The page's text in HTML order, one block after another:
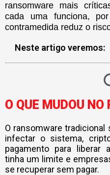
ransomware mais
cada uma funciona,
contramedida reduz o
Neste artigo veremos:
O QUE MUDOU
O ransomware
infectar o sistema,
pagamento para liberar
tinha um limite e
se recuperar sem pagar.